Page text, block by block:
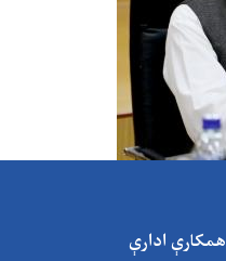
همکارې ادارې